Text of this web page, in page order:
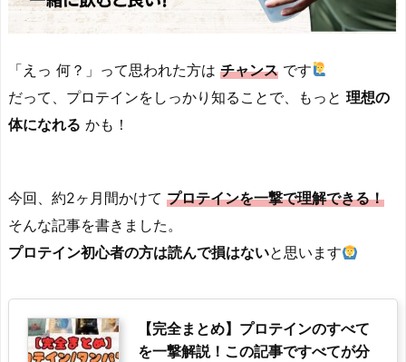
「えっ 何？」って思われた方は チャンス です
だって、プロテインをしっかり知ることで、もっと 理想の
体になれる かも！
今回、約2ヶ月間かけて プロテインを一撃で理解できる！
そんな記事を書きました。
プロテイン初心者の方は読んで損はないと思います
【完全まとめ】プロテインのすべて
を一撃解説！この記事ですべてが分